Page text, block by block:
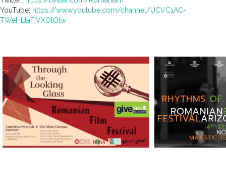
YouTube: https://www.youtube.com/channel/UCVC1AC-
TWeHLtaFjVXOlOtw